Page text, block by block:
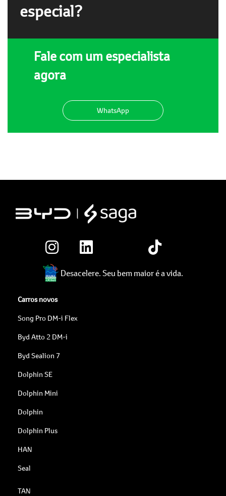
especial?
Fale com um especialista
agora
WhatsApp
Desacelere. Seu bem maior é a vida.
Carros novos
Song Pro DM-i Flex
Byd Atto 2 DM-i
Byd Sealion 7
Dolphin SE
Dolphin Mini
Dolphin
Dolphin Plus
HAN
Seal
TAN